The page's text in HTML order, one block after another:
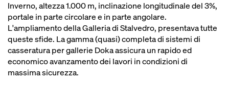
Inverno, altezza 1.000 m, inclinazione longitudinale del 3%,
portale in parte circolare e in parte angolare.
L'ampliamento della Galleria di Stalvedro, presentava tutte
queste sfide. La gamma (quasi) completa di sistemi di
casseratura per gallerie Doka assicura un rapido ed
economico avanzamento dei lavori in condizioni di
massima sicurezza.